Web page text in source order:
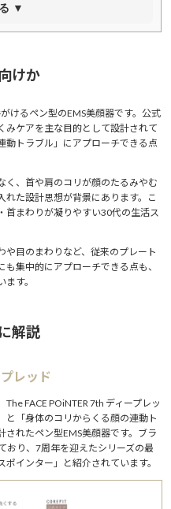
▼
けか
けるペン型のEMS美顔器です。公式
みケアを主な目的として設計されて
動トラブル」にアプローチできる点
く、首や肩のコリが顔のたるみやむ
れた設計思想が背景にあります。こ
首まわりが凝りやすい30代の生活ス
や目のまわりなど、従来のプレート
集中的にアプローチできる点も、
す。
解説
レッド
FACE POiNTER 7th ディープレッ
と「身体のコリからくる顔の連動ト
れたペン型EMS美顔器です。ブラ
おり、7周年を迎えたシリーズの最
インター」と紹介されています。